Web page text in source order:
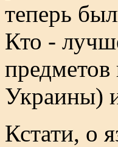
теперь
Кто -
предметов
Украины)
Кстати, о